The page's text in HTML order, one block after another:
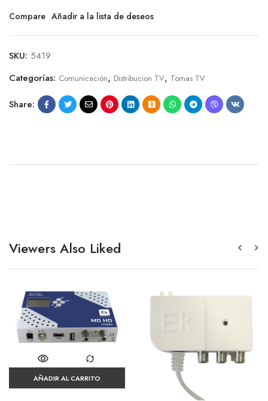
Compare Añadir a la lista de deseos
SKU: 5419
Categorías: Comunicación, Distribucion TV, Tomas TV
Share:
Viewers Also Liked
AÑADIR AL CARRITO